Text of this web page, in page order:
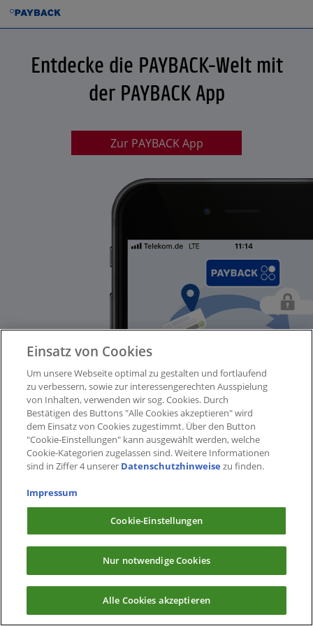
Entdecke die PAYBACK-Welt mit
der PAYBACK App
Zur PAYBACK App
Einsatz von Cookies
Um unsere Webseite optimal zu gestalten und fortlaufend
zu verbessern, sowie zur interessengerechten Ausspielung
von Inhalten, verwenden wir sog. Cookies. Durch
Bestätigen des Buttons "Alle Cookies akzeptieren" wird
dem Einsatz von Cookies zugestimmt. Über den Button
"Cookie-Einstellungen" kann ausgewählt werden, welche
Cookie-Kategorien zugelassen sind. Weitere Informationen
sind in Ziffer 4 unserer Datenschutzhinweise zu finden.
Impressum
Cookie-Einstellungen
Nur notwendige Cookies
Alle Cookies akzeptieren